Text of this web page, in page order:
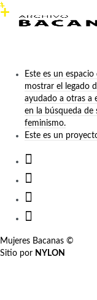
Este es un
mostrar el legado
ayudado a otras a
en la búsqueda
feminismo.
Este es un
Mujeres Bacanas ©
Sitio por NYLON